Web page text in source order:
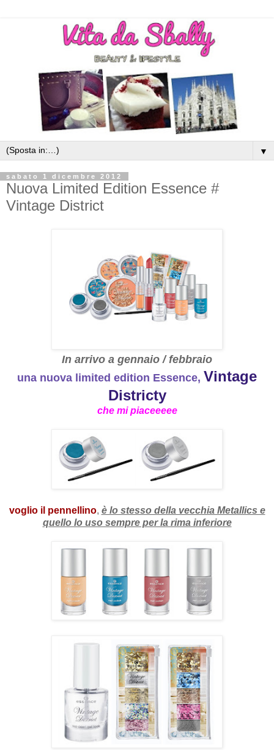
▼
sabato 1 dicembre 2012
Nuova Limited Edition Essence #
Vintage District
In arrivo a gennaio / febbraio
una nuova limited edition Essence, Vintage
Districty
che mi piaceeeee
voglio il pennellino, è lo stesso della vecchia Metallics e
quello lo uso sempre per la rima inferiore